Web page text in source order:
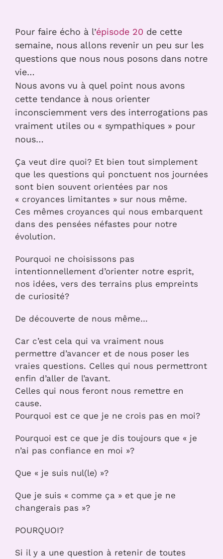
Pour faire écho à l’épisode 20 de cette
semaine, nous allons revenir un peu sur les
questions que nous nous posons dans notre
vie…
Nous avons vu à quel point nous avons
cette tendance à nous orienter
inconsciemment vers des interrogations pas
vraiment utiles ou « sympathiques » pour
nous…
Ça veut dire quoi? Et bien tout simplement
que les questions qui ponctuent nos journées
sont bien souvent orientées par nos
« croyances limitantes » sur nous même.
Ces mêmes croyances qui nous embarquent
dans des pensées néfastes pour notre
évolution.
Pourquoi ne choisissons pas
intentionnellement d’orienter notre esprit,
nos idées, vers des terrains plus empreints
de curiosité?
De découverte de nous même…
Car c’est cela qui va vraiment nous
permettre d’avancer et de nous poser les
vraies questions. Celles qui nous permettront
enfin d’aller de l’avant.
Celles qui nous feront nous remettre en
cause.
Pourquoi est ce que je ne crois pas en moi?
Pourquoi est ce que je dis toujours que « je
n’ai pas confiance en moi »?
Que « je suis nul(le) »?
Que je suis « comme ça » et que je ne
changerais pas »?
POURQUOI?
Si il y a une question à retenir de toutes